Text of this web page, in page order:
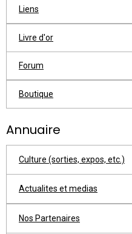
Liens
Livre d'or
Forum
Boutique
Annuaire
Culture (sorties, expos, etc.)
Actualites et medias
Nos Partenaires